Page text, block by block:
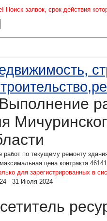
Поиск заявок, срок действия
работ по текущему ремонту
цена контракта
для зарегистрированных в
- 31 Июля 2024